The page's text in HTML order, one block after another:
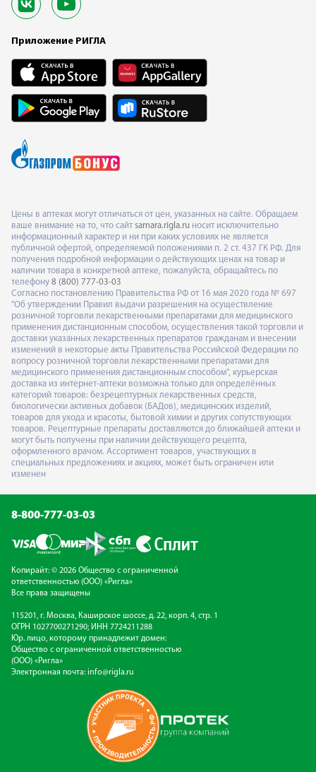
Приложение РИГЛА
Цены в аптеках могут отличаться от цен, указанных на сайте. Обращаем
ваше внимание на то, что сайт samara.rigla.ru носит исключительно
информационный характер и ни при каких условиях не является
публичной офертой, определяемой положениями п. 2 ст. 437 ГК РФ. Для
получения подробной информации о действующих ценах на товар и
наличии товара в конкретной аптеке, пожалуйста, обращайтесь по
телефону 8 (800) 777-03-03
Согласно постановлению Правительства РФ от 16 мая 2020 года № 697
"Об утверждении Правил выдачи разрешения на осуществление
розничной торговли лекарственными препаратами для медицинского
применения дистанционным способом, осуществления такой торговли и
доставки указанных лекарственных препаратов гражданам и внесении
изменений в некоторые акты Правительства Российской Федерации по
вопросу розничной торговли лекарственными препаратами для
медицинского применения дистанционным способом", курьерская
доставка из интернет-аптеки возможна только для определённых
категорий товаров: безрецептурных лекарственных средств,
биологически активных добавок (БАДов), медицинских изделий,
товаров для ухода и красоты, бытовой химии и других сопутствующих
товаров. Рецептурные препараты доставляются до ближайшей аптеки и
могут быть получены при наличии действующего рецепта,
оформленного врачом. Ассортимент товаров, участвующих в
специальных предложениях и акциях, может быть ограничен или
изменен
8-800-777-03-03
Копирайт: © 2026 Общество с ограниченной
ответственностью (ООО) «Ригла»
Все права защищены
115201, г. Москва, Каширское шоссе, д. 22, корп. 4, стр. 1
ОГРН 1027700271290; ИНН 7724211288
Юр. лицо, которому принадлежит домен:
Общество с ограниченной ответственностью
(ООО) «Ригла»
Электронная почта: info@rigla.ru